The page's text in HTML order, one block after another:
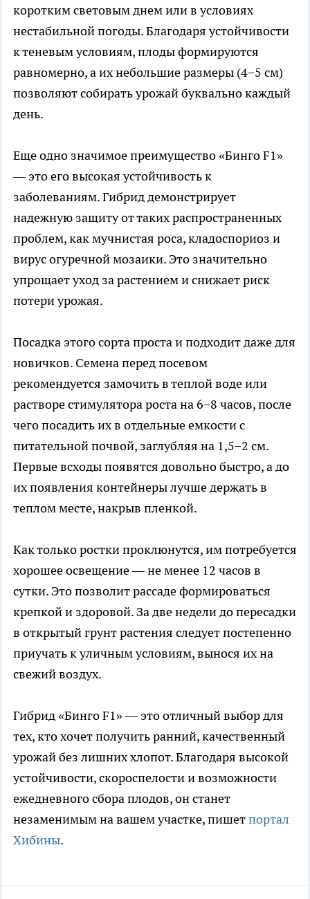
коротким световым днем или в условиях
нестабильной погоды. Благодаря устойчивости
к теневым условиям, плоды формируются
равномерно, а их небольшие размеры (4−5 см)
позволяют собирать урожай буквально каждый
день.
Еще одно значимое преимущество «Бинго F1»
— это его высокая устойчивость к
заболеваниям. Гибрид демонстрирует
надежную защиту от таких распространенных
проблем, как мучнистая роса, кладоспориоз и
вирус огуречной мозаики. Это значительно
упрощает уход за растением и снижает риск
потери урожая.
Посадка этого сорта проста и подходит даже для
новичков. Семена перед посевом
рекомендуется замочить в теплой воде или
растворе стимулятора роста на 6−8 часов, после
чего посадить их в отдельные емкости с
питательной почвой, заглубляя на 1,5−2 см.
Первые всходы появятся довольно быстро, а до
их появления контейнеры лучше держать в
теплом месте, накрыв пленкой.
Как только ростки проклюнутся, им потребуется
хорошее освещение — не менее 12 часов в
сутки. Это позволит рассаде формироваться
крепкой и здоровой. За две недели до пересадки
в открытый грунт растения следует постепенно
приучать к уличным условиям, вынося их на
свежий воздух.
Гибрид «Бинго F1» — это отличный выбор для
тех, кто хочет получить ранний, качественный
урожай без лишних хлопот. Благодаря высокой
устойчивости, скороспелости и возможности
ежедневного сбора плодов, он станет
незаменимым на вашем участке, пишетпортал
Хибины.